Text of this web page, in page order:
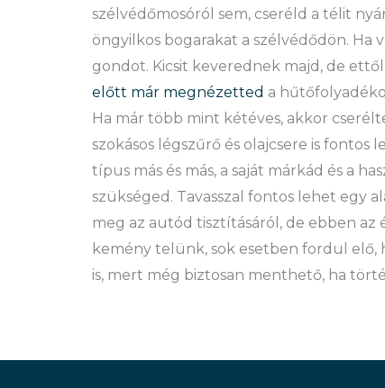
szélvédőmosóról sem, cseréld a télit
öngyilkos bogarakat a szélvédődön. Ha
gondot. Kicsit keverednek majd, de
előtt már megnézetted a
Ha már több mint kétéves, akkor
szokásos légszűrő és olajcsere is
típus más és más, a saját márkád és a
szükséged. Tavasszal fontos lehet egy
meg az autód tisztításáról, de ebben az
kemény telünk, sok esetben fordul elő,
is, mert még biztosan menthető, ha